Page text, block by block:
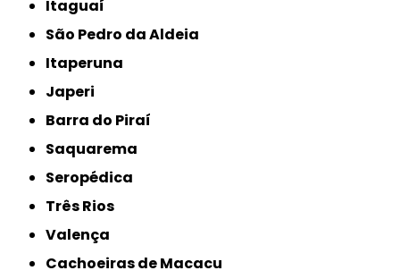
Itaguaí
São Pedro da Aldeia
Itaperuna
Japeri
Barra do Piraí
Saquarema
Seropédica
Três Rios
Valença
Cachoeiras de Macacu